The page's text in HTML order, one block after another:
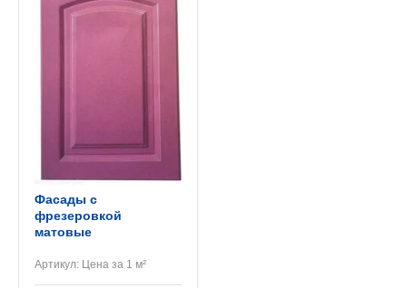
Фасады с
фрезеровкой
матовые
Артикул: Цена за 1 м²